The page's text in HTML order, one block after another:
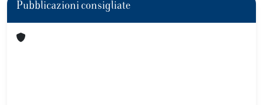
Pubblicazioni consigliate